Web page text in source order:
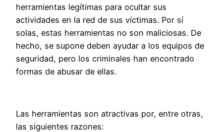
herramientas legítimas para ocultar sus
actividades en la red de sus víctimas. Por sí
solas, estas herramientas no son maliciosas. De
hecho, se supone deben ayudar a los equipos de
seguridad, pero los criminales han encontrado
formas de abusar de ellas.
Las herramientas son atractivas por, entre otras,
las siguientes razones: